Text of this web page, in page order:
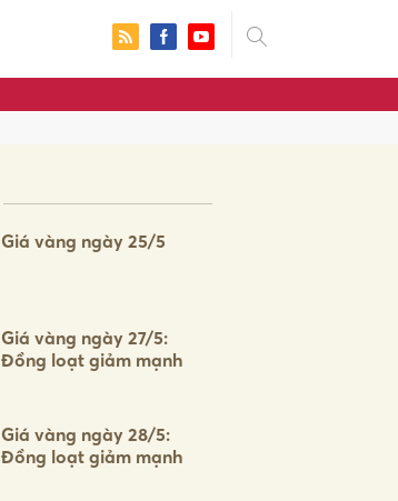
Giá vàng ngày 25/5
Giá vàng ngày 27/5:
Đồng loạt giảm mạnh
Giá vàng ngày 28/5:
Đồng loạt giảm mạnh